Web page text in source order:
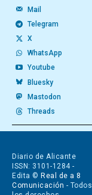
Mail
Telegram
X
WhatsApp
Youtube
Bluesky
Mastodon
Threads
Diario de Alicante
ISSN: 3101-1284 -
Edita © Real de a 8
Comunicación - Todos